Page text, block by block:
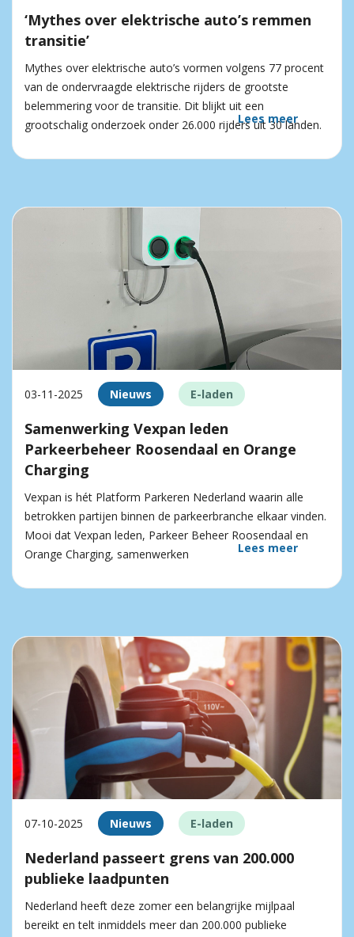
‘Mythes over elektrische auto’s remmen
transitie’
Mythes over elektrische auto’s vormen volgens 77 procent
van de ondervraagde elektrische rijders de grootste
belemmering voor de transitie. Dit blijkt uit een
grootschalig onderzoek onder 26.000 rijders uit 30 landen.
Lees meer
03-11-2025 Nieuws E-laden
Samenwerking Vexpan leden
Parkeerbeheer Roosendaal en Orange
Charging
Vexpan is hét Platform Parkeren Nederland waarin alle
betrokken partijen binnen de parkeerbranche elkaar vinden.
Mooi dat Vexpan leden, Parkeer Beheer Roosendaal en
Orange Charging, samenwerken
Lees meer
07-10-2025 Nieuws E-laden
Nederland passeert grens van 200.000
publieke laadpunten
Nederland heeft deze zomer een belangrijke mijlpaal
bereikt en telt inmiddels meer dan 200.000 publieke